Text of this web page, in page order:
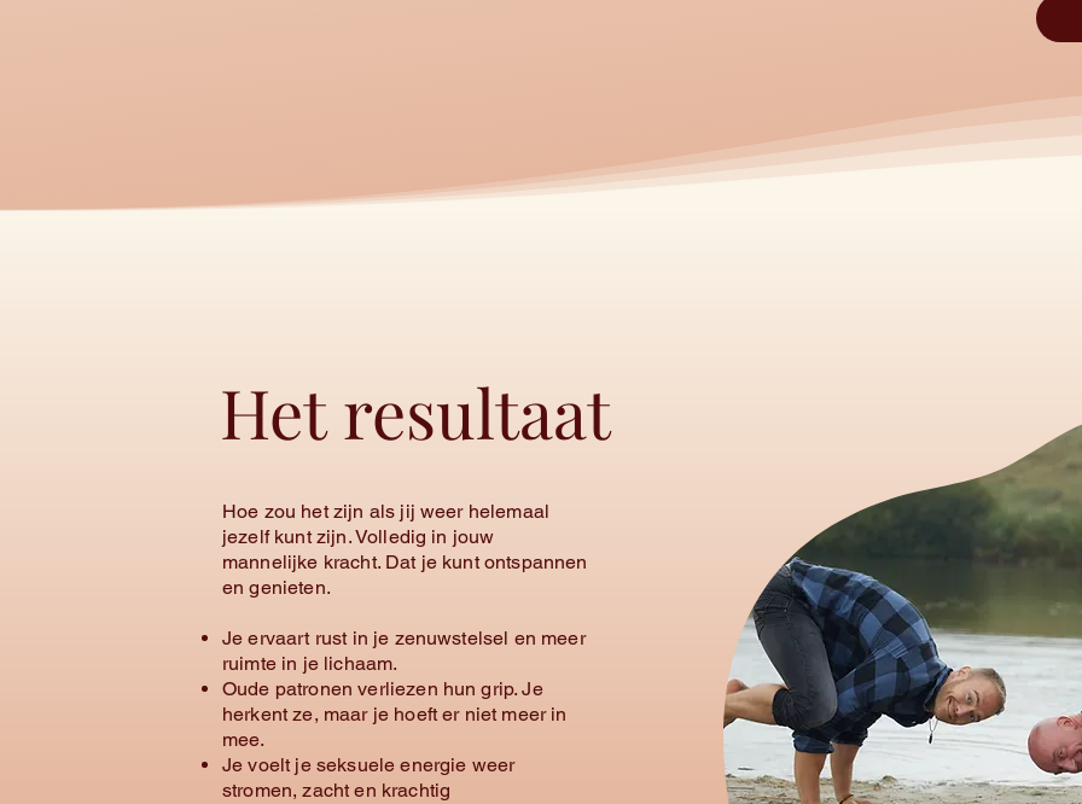
Hoe zou het zijn als jij weer helemaal
jezelf kunt zijn. Volledig in jouw
mannelijke kracht. Dat je kunt ontspannen
en genieten.
Je ervaart rust in je zenuwstelsel en meer
ruimte in je lichaam.
Oude patronen verliezen hun grip. Je
herkent ze, maar je hoeft er niet meer in
mee.
Je voelt je seksuele energie weer
stromen, zacht en krachtig
Het resultaat